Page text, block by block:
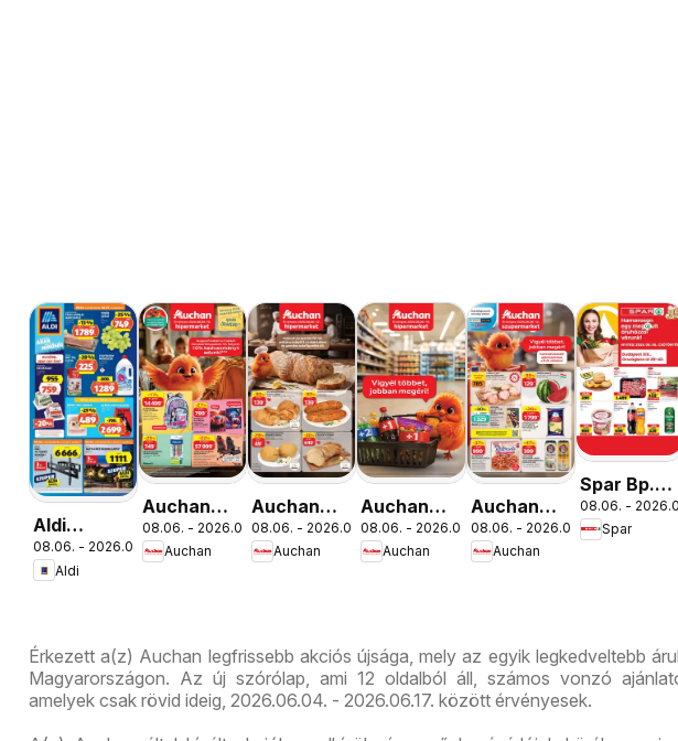
Aldi
aktuális
akciós
08.06. - 2026.08.12.
Aldi
Auchan
Iskolakezdés
ajánlatok
08.06. - 2026.08.19.
Auchan
Auchan
Pékség
ajánlataink
08.06. - 2026.08.12.
Auchan
Auchan
Mennyiségi
kedvezmény
08.06. - 2026.08.19.
Auchan
Auchan
Szupermarket
akciós
08.06. - 2026.08.12.
Auchan
Spar Bp.
XIII.
Országbíró
08.06. -
Spar
Érkezett a(z) Auchan legfrissebb akciós újsága, mely az egyik legkedveltebb
Magyarországon. Az új szórólap, ami 12 oldalból áll, számos vonzó
amelyek csak rövid ideig, 2026.06.04. - 2026.06.17. között érvényesek.